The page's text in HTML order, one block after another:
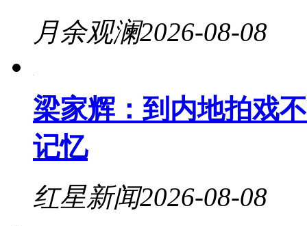
月余观澜2026-08-08
梁家辉：到内地拍戏
记忆
红星新闻2026-08-08